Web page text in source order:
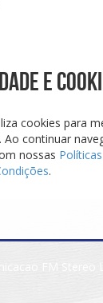
e
cookies para
Ao continuar
nossas
.
FM Stereo